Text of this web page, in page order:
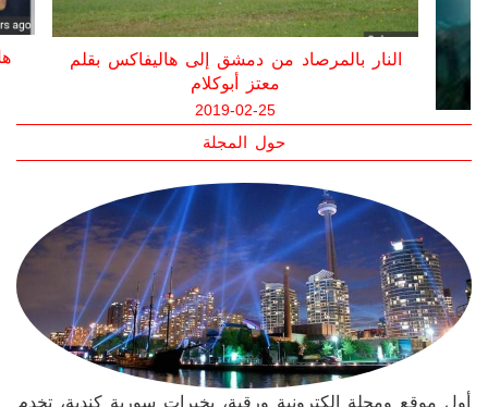
صار" بقلم معتز أبوكلام
2019-01-19
حول المجلة